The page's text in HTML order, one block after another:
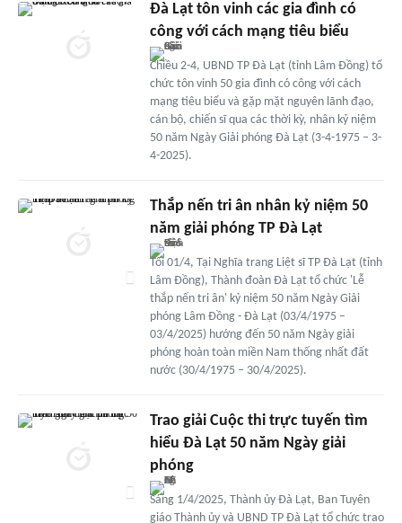
Đà Lạt tôn vinh các gia đình có
công với cách mạng tiêu biểu
Chiều 2-4, UBND TP Đà Lạt (tỉnh Lâm Đồng) tổ
chức tôn vinh 50 gia đình có công với cách
mạng tiêu biểu và gặp mặt nguyên lãnh đạo,
cán bộ, chiến sĩ qua các thời kỳ, nhân kỷ niệm
50 năm Ngày Giải phóng Đà Lạt (3-4-1975 – 3-
4-2025).
Thắp nến tri ân nhân kỷ niệm 50
năm giải phóng TP Đà Lạt
Tối 01/4, Tại Nghĩa trang Liệt sĩ TP Đà Lạt (tỉnh
Lâm Đồng), Thành đoàn Đà Lạt tổ chức 'Lễ
thắp nến tri ân' kỷ niệm 50 năm Ngày Giải
phóng Lâm Đồng - Đà Lạt (03/4/1975 –
03/4/2025) hướng đến 50 năm Ngày giải
phóng hoàn toàn miền Nam thống nhất đất
nước (30/4/1975 – 30/4/2025).
Trao giải Cuộc thi trực tuyến tìm
hiểu Đà Lạt 50 năm Ngày giải
phóng
Sáng 1/4/2025, Thành ủy Đà Lạt, Ban Tuyên
giáo Thành ủy và UBND TP Đà Lạt tổ chức trao